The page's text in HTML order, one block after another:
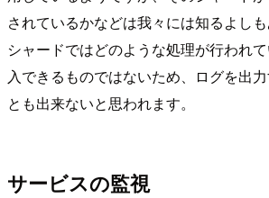
されているかなどは我々には知るよし
シャードではどのような処理が行われ
入できるものではないため、ログを出
とも出来ないと思われます。
サービスの監視